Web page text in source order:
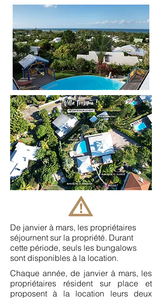
De janvier à mars, les propriétaires
séjournent sur la propriété. Durant
cette période, seuls les bungalows
sont disponibles à la location.
Chaque année, de janvier à mars, les
propriétaires résident sur place et
proposent à la location leurs deux